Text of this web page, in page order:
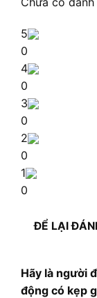
5
0
4
0
3
0
2
0
1
0
ĐỂ LẠI
Hãy là người
động có kẹp